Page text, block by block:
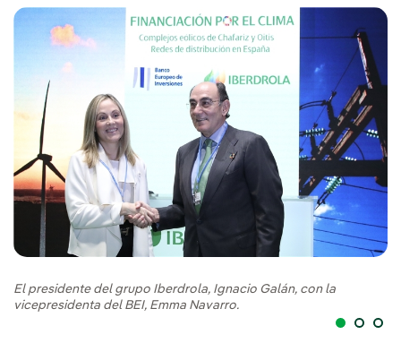
El presidente del grupo Iberdrola, Ignacio Galán, con la
vicepresidenta del BEI, Emma Navarro.